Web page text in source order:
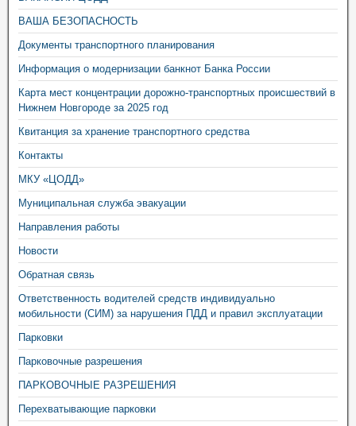
ВАША БЕЗОПАСНОСТЬ
Документы транспортного планирования
Информация о модернизации банкнот Банка России
Карта мест концентрации дорожно-транспортных происшествий в
Нижнем Новгороде за 2025 год
Квитанция за хранение транспортного средства
Контакты
МКУ «ЦОДД»
Муниципальная служба эвакуации
Направления работы
Новости
Обратная связь
Ответственность водителей средств индивидуально
мобильности (СИМ) за нарушения ПДД и правил эксплуатации
Парковки
Парковочные разрешения
ПАРКОВОЧНЫЕ РАЗРЕШЕНИЯ
Перехватывающие парковки